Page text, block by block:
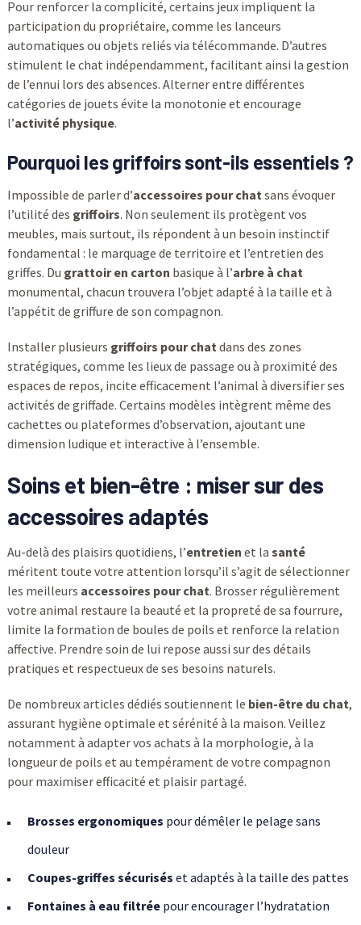
Pour renforcer la complicité, certains jeux impliquent la
participation du propriétaire, comme les lanceurs
automatiques ou objets reliés via télécommande. D’autres
stimulent le chat indépendamment, facilitant ainsi la gestion
de l’ennui lors des absences. Alterner entre différentes
catégories de jouets évite la monotonie et encourage
l’activité physique.
Pourquoi les griffoirs sont-ils essentiels ?
Impossible de parler d’accessoires pour chatsans évoquer
l’utilité des griffoirs. Non seulement ils protègent vos
meubles, mais surtout, ils répondent à un besoin instinctif
fondamental : le marquage de territoire et l’entretien des
griffes. Du grattoir en carton basique à l’arbre à chat
monumental, chacun trouvera l’objet adapté à la taille et à
l’appétit de griffure de son compagnon.
Installer plusieurs griffoirs pour chatdans des zones
stratégiques, comme les lieux de passage ou à proximité des
espaces de repos, incite efficacement l’animal à diversifier ses
activités de griffade. Certains modèles intègrent même des
cachettes ou plateformes d’observation, ajoutant une
dimension ludique et interactive à l’ensemble.
Soins et bien-être : miser sur des
accessoires adaptés
Au-delà des plaisirs quotidiens, l’entretien et la santé
méritent toute votre attention lorsqu’il s’agit de sélectionner
les meilleurs accessoires pour chat. Brosser régulièrement
votre animal restaure la beauté et la propreté de sa fourrure,
limite la formation de boules de poils et renforce la relation
affective. Prendre soin de lui repose aussi sur des détails
pratiques et respectueux de ses besoins naturels.
De nombreux articles dédiés soutiennent le bien-être du chat,
assurant hygiène optimale et sérénité à la maison. Veillez
notamment à adapter vos achats à la morphologie, à la
longueur de poils et au tempérament de votre compagnon
pour maximiser efficacité et plaisir partagé.
Brosses ergonomiques pour démêler le pelage sans
douleur
Coupes-griffes sécurisés et adaptés à la taille des pattes
Fontaines à eau filtréepour encourager l’hydratation